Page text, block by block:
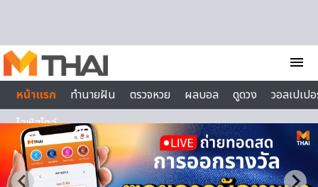
menu
หน้าแรก
ทำนายฝัน ตรวจหวย ผลบอล ดูดวง
วอลเปเป
ไลฟ์สไตล์